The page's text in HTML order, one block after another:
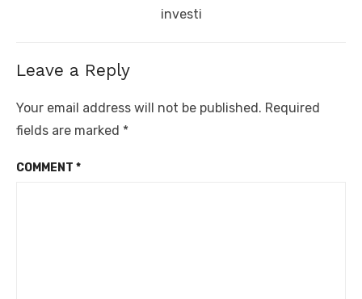
investi
Leave a Reply
Your email address will not be published. Required
fields are marked *
COMMENT *